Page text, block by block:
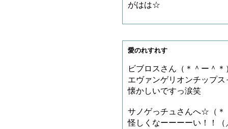
がはは☆
愛のれすれす
ビブロスさん（＊＾ー＾
エヴァンゲリオンチップス
懐かしいですっ涙笑
サノゲっチュさんへ☆（＊
怪しくなーーーーい！！